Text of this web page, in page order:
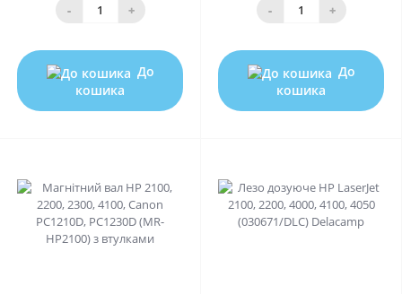
- +
До
кошика
- +
До
кошика